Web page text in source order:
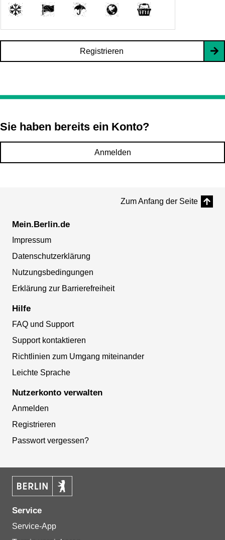
Registrieren
Sie haben bereits ein Konto?
Anmelden
Zum Anfang der Seite
Mein.Berlin.de
Impressum
Datenschutzerklärung
Nutzungsbedingungen
Erklärung zur Barrierefreiheit
Hilfe
FAQ und Support
Support kontaktieren
Richtlinien zum Umgang miteinander
Leichte Sprache
Nutzerkonto verwalten
Anmelden
Registrieren
Passwort vergessen?
Service
Service-App